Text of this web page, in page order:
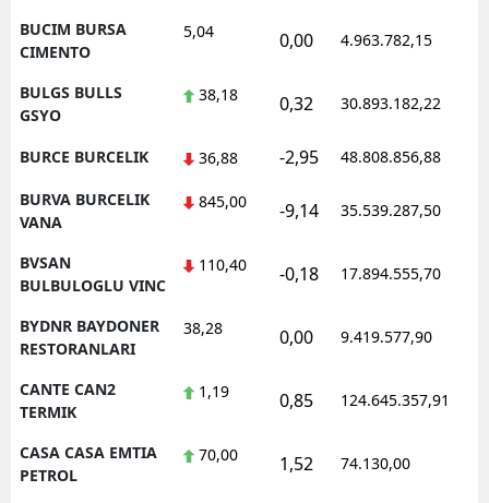
BUCIM BURSA
CIMENTO
5,04 0,00 4.963.782,15
BULGS BULLS
GSYO
38,18 0,32 30.893.182,22
BURCE BURCELIK 36,88 -2,95 48.808.856,88
BURVA BURCELIK
VANA
845,00 -9,14 35.539.287,50
BVSAN
BULBULOGLU VINC
110,40 -0,18 17.894.555,70
BYDNR BAYDONER
RESTORANLARI
38,28 0,00 9.419.577,90
CANTE CAN2
TERMIK
1,19 0,85 124.645.357,91
CASA CASA EMTIA
PETROL
70,00 1,52 74.130,00